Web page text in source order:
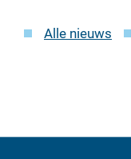
Alle nieuws